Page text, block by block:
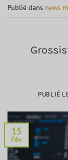
Publié dans news
PUBLIÉ
15
Fév